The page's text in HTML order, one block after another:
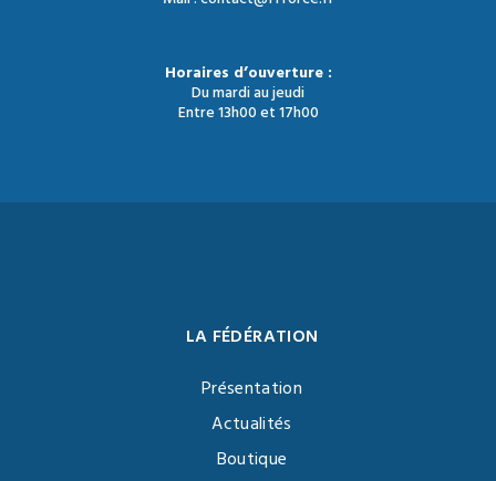
Horaires d’ouverture :
Du mardi au jeudi
Entre 13h00 et 17h00
LA FÉDÉRATION
Présentation
Actualités
Boutique